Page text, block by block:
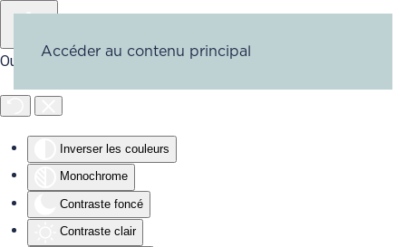
Outils d'accessibilité
Inverser les couleurs
Monochrome
Contraste foncé
Contraste clair
Accéder au contenu principal